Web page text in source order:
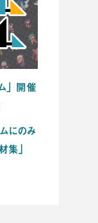
」 開催
にのみ
集」